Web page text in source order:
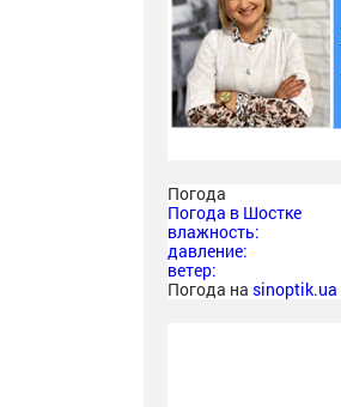
Погода
Погода в Шостке
влажность:
давление:
ветер:
Погода на sinoptik.ua